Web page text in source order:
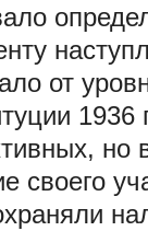
от
но
своего